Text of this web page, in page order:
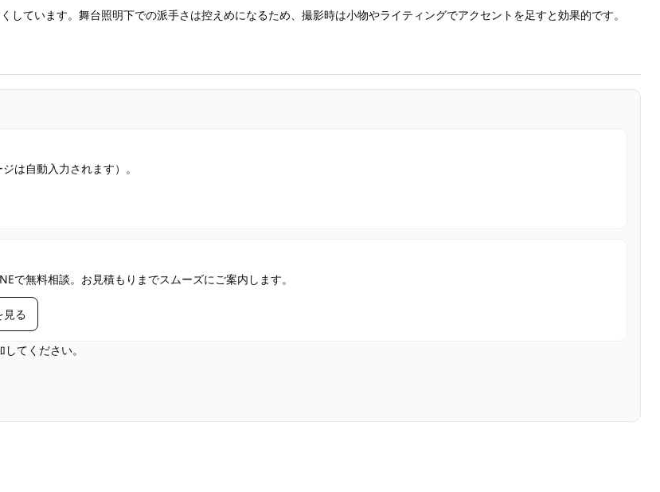
ています。舞台照明下での派手さは控えめになるため、撮影時は小物やライティングでアクセントを足すと効果的です。
は自動入力されます）。
で無料相談。お見積もりまでスムーズにご案内します。
見る
てください。